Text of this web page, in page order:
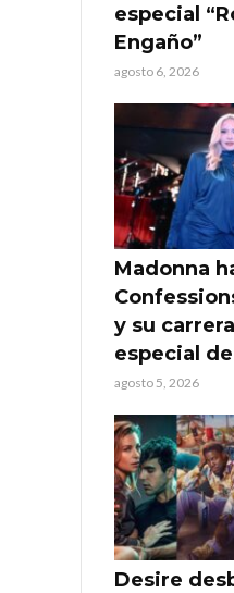
especial
Engaño”
agosto 6, 2026
Madonna
y su
especial
agosto 5, 2026
Desire